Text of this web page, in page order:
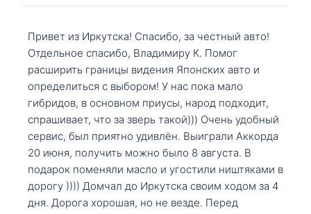
Привет из Иркутска! Спасибо, за честный авто!
Отдельное спасибо, Владимиру К. Помог
расширить границы видения Японских авто и
определиться с выбором! У нас пока мало
гибридов, в основном приусы, народ подходит,
спрашивает, что за зверь такой))) Очень удобный
сервис, был приятно удивлён. Выиграли Аккорда
20 июня, получить можно было 8 августа. В
подарок поменяли масло и угостили ништяками в
дорогу )))) Домчал до Иркутска своим ходом за 4
дня. Дорога хорошая, но не везде. Перед